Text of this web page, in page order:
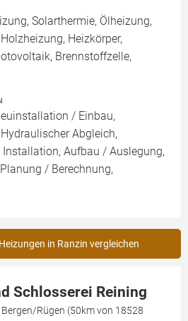
Solarthermie, Ölheizung,
Heizkörper,
Brennstoffzelle,
/ Einbau,
Abgleich,
Aufbau / Auslegung,
/ Berechnung,
in Ranzin vergleichen
Schlosserei Reining
Rügen (50km von 18528